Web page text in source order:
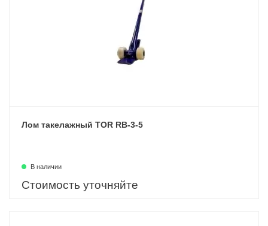
Лом такелажный TOR RB-3-5
В наличии
Стоимость уточняйте